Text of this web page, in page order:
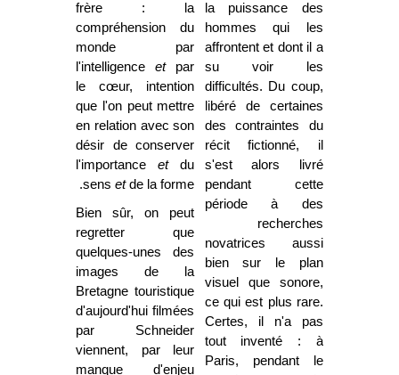
la puissance des
hommes qui les
affrontent et dont il a
su voir les
difficultés. Du coup,
libéré de certaines
des contraintes du
récit fictionné, il
s'est alors livré
pendant cette
période à des
recherches
novatrices aussi
bien sur le plan
visuel que sonore,
ce qui est plus rare.
Certes, il n'a pas
tout inventé : à
Paris, pendant le
frère : la
compréhension du
monde par
l'intelligenceetpar
le cœur, intention
que l'on peut mettre
en relation avec son
désir de conserver
l'importanceetdu
sensetde la forme.
Bien sûr, on peut
regretter que
quelques-unes des
images de la
Bretagne touristique
d'aujourd'hui filmées
par Schneider
viennent, par leur
manque d'enjeu